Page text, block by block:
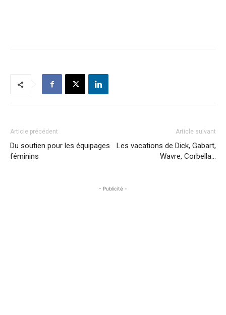
Article précédent
Du soutien pour les équipages
féminins
Article suivant
Les vacations de Dick, Gabart,
Wavre, Corbella…
- Publicité -